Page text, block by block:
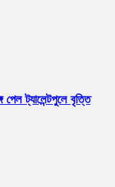
ট্যালেন্টপুলে বৃত্তি